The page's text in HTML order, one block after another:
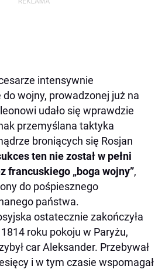
intensywnie
wojny, prowadzonej już na
udało się wprawdzie
przemyślana taktyka
broniących się Rosjan
ten nie został w pełni
francuskiego „boga wojny”,
do pośpiesznego
państwa.
ostatecznie zakończyła
roku pokoju w Paryżu,
car Aleksander. Przebywał
i w tym czasie wspomagał